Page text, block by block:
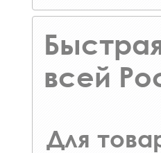
всей
Для